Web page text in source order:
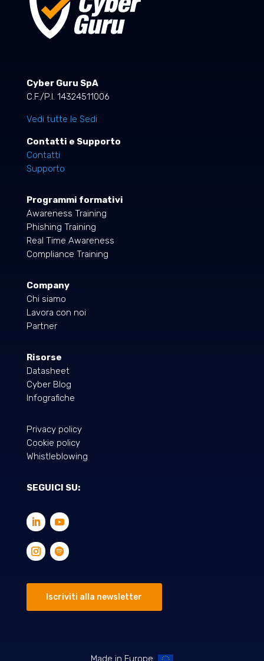
Cyber Guru SpA
C.F./P.I. 14324511006
Vedi tutte le Sedi
Contatti e Supporto
Contatti
Supporto
Programmi formativi
Awareness Training
Phishing Training
Real Time Awareness
Compliance Training
Company
Chi siamo
Lavora con noi
Partner
Risorse
Datasheet
Cyber Blog
Infografiche
Privacy policy
Cookie policy
Whistleblowing
SEGUICI SU:
Iscriviti alla newsletter
Made in Europe